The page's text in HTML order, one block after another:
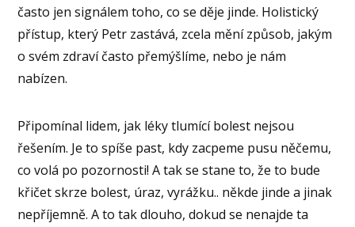
často jen signálem toho, co se děje jinde. Holistický
přístup, který Petr zastává, zcela mění způsob, jakým
o svém zdraví často přemýšlíme, nebo je nám
nabízen.
Připomínal lidem, jak léky tlumící bolest nejsou
řešením. Je to spíše past, kdy zacpeme pusu něčemu,
co volá po pozornosti! A tak se stane to, že to bude
křičet skrze bolest, úraz, vyrážku.. někde jinde a jinak
nepříjemně. A to tak dlouho, dokud se nenajde ta